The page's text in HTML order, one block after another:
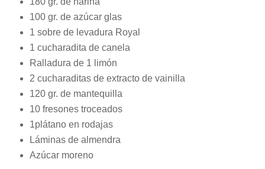
100 gr. de azúcar glas
1 sobre de levadura Royal
1 cucharadita de canela
Ralladura de 1 limón
2 cucharaditas de extracto de vainilla
120 gr. de mantequilla
10 fresones troceados
1plátano en rodajas
Láminas de almendra
Azúcar moreno